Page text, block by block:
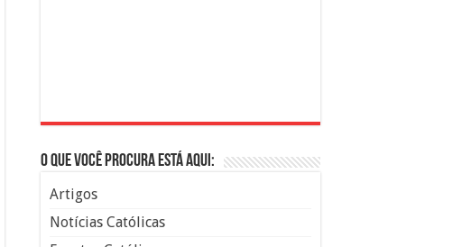
O que você procura está aqui:
Artigos
Notícias Católicas